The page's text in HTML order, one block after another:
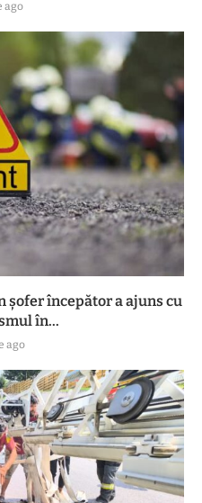
ago
șofer începător a ajuns cu
în...
ago